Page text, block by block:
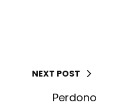
NEXT POST
Perdono